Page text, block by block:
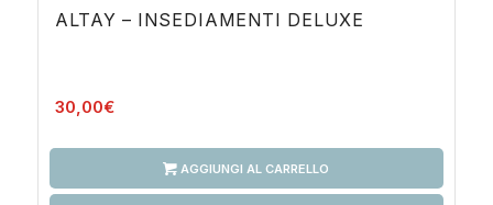
ALTAY – INSEDIAMENTI DELUXE
30,00€
AGGIUNGI AL CARRELLO